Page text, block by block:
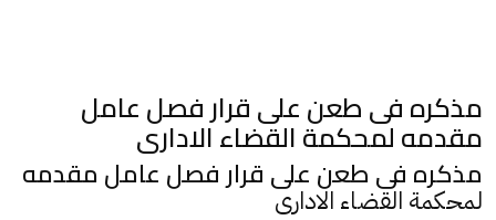
مذكره فى طعن على قرار فصل عامل
مقدمه لمحكمة القضاء الادارى
مذكره فى طعن على قرار فصل عامل مقدمه
لمحكمة القضاء الادارى